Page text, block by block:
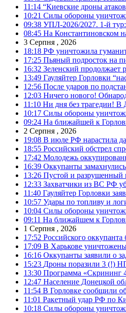
11:14 “Киевские дроны
10:21 Силы обороны
09:38 УПЛ-2026/2027. 1-й тур:
08:45 На Константиновском
3 Серпня , 2026
18:18 РФ уничтожила
17:25 Пьяный подросток на
16:32 Зеленский
13:49 Гауляйтер Горловки
12:56 После ударов по
12:03 Ничего нового!
11:10 Ни дня без трагедии! В
10:17 Силы обороны
09:24 На ближайшей к
2 Серпня , 2026
19:08 В июле РФ нарастила
18:55 Российский обстрел
17:42 Молодежь
16:39 Оккупанты
13:26 Пустой и разрушенный
12:33 Захватчики из ВС РФ
11:40 Гауляйтер Горловки
10:57 Удары по топливу и
10:04 Силы обороны
09:11 На ближайшем к
1 Серпня , 2026
17:52 Российского оккупанта
17:09 В Харькове
16:16 Оккупанты заявили о
15:23 Дроны поразили 3 (!)
13:30 Программа «Скрининг
12:47 Население Донецкой
11:54 В Горловке сообщили
11:01 Ракетный удар РФ по
10:18 Силы обороны